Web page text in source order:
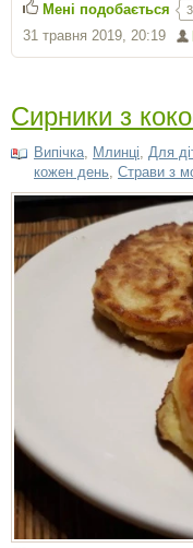
31 травня 2019, 20:19
Мені подобається 3
Сирники з
Випічка, Млинці, Для
кожен день, Страви з